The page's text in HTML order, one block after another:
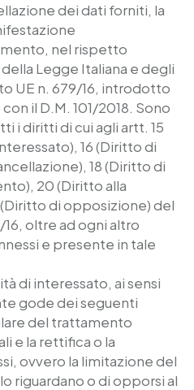
dei dati forniti, la
nel rispetto
Legge Italiana e degli
UE n. 679/16, introdotto
il D.M. 101/2018. Sono
i diritti di cui agli artt. 15
16 (Diritto di
18 (Diritto di
20 (Diritto alla
di opposizione) del
oltre ad ogni altro
e presente in tale
di interessato, ai sensi
gode dei seguenti
del trattamento
e la rettifica o la
ovvero la limitazione del
riguardano o di opporsi al